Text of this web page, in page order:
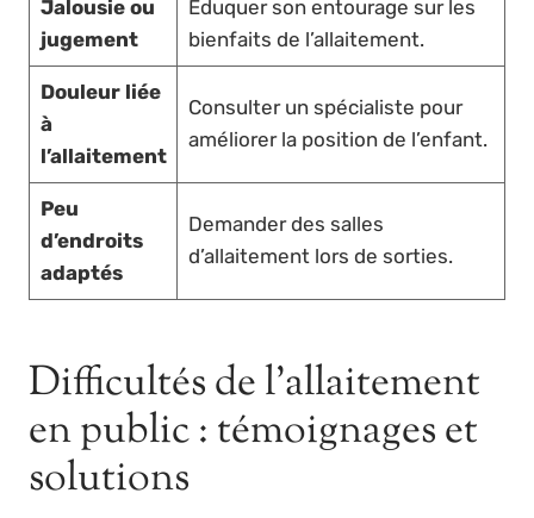
Jalousie ou
jugement
Éduquer son entourage sur les
bienfaits de l’allaitement.
Douleur liée
à
l’allaitement
Consulter un spécialiste pour
améliorer la position de l’enfant.
Peu
d’endroits
adaptés
Demander des salles
d’allaitement lors de sorties.
Difficultés de l’allaitement
en public : témoignages et
solutions